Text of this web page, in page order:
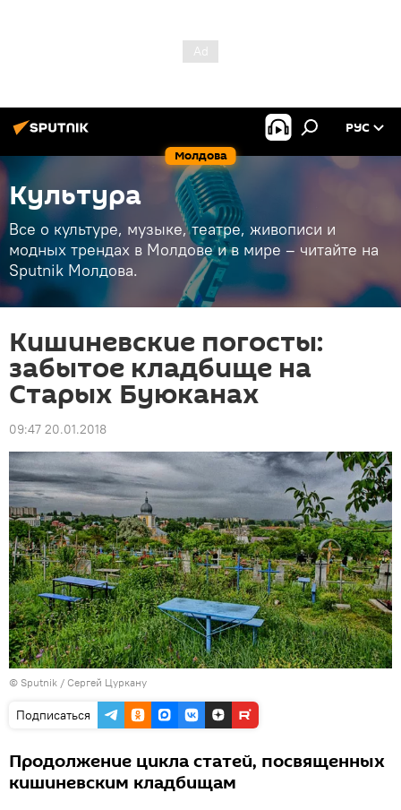
Молдова
РУС
Культура
Все о культуре, музыке, театре, живописи и
модных трендах в Молдове и в мире – читайте на
Sputnik Молдова.
Кишиневские погосты:
забытое кладбище на
Старых Буюканах
09:47 20.01.2018
© Sputnik / Сергей Цуркану
Подписаться
Продолжение цикла статей, посвященных
кишиневским кладбищам